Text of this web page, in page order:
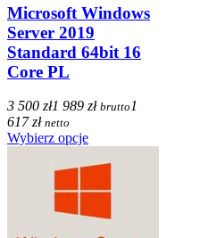
Microsoft Windows
Server 2019
Standard 64bit 16
Core PL
3 500 zł1 989 zł brutto 1
617 zł netto
Wybierz opcje